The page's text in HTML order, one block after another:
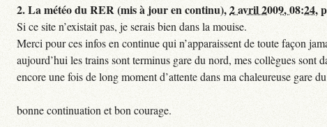
2.La météo du RER (mis à jour en continu),2 avril 2009, 08:24,
Si ce site n’existait pas, je serais bien dans la mouise.
Merci pour ces infos en continue qui n’apparaissent de toute façon
aujourd’hui les trains sont terminus gare du nord, mes collègues sont
encore une fois de long moment d’attente dans ma chaleureuse gare
bonne continuation et bon courage.